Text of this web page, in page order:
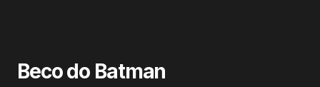
Beco do Batman